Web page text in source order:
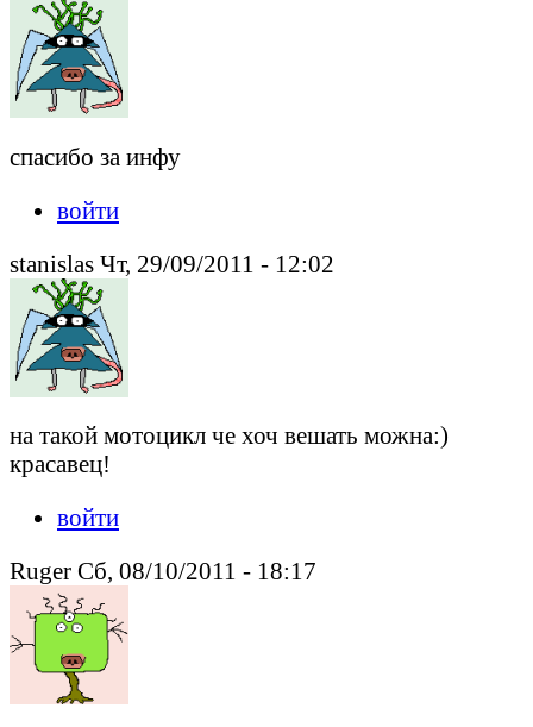
спасибо за инфу
войти
stanislas Чт, 29/09/2011 - 12:02
на такой мотоцикл че хоч вешать можна:)
красавец!
войти
Ruger Сб, 08/10/2011 - 18:17